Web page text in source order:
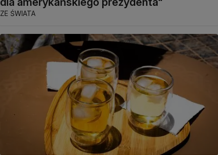
ZE ŚWIATA